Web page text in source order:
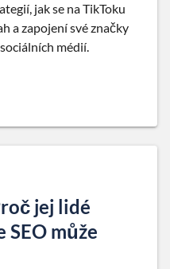
jak se na TikToku
a zapojení své značky
médií.
jej lidé
SEO může